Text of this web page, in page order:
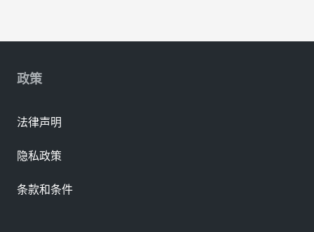
政策
法律声明
隐私政策
条款和条件